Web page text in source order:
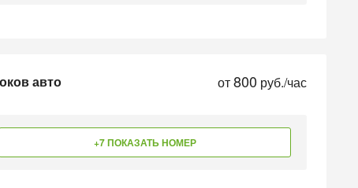
авто от800 руб./час
+7 ПОКАЗАТЬ НОМЕР